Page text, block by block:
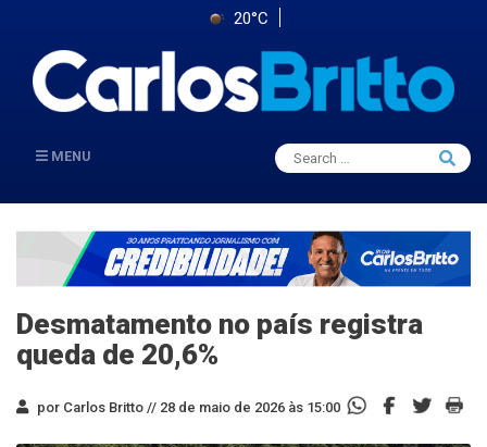
20°C
MENU
Search
for:
Search
Desmatamento no país registra
queda de 20,6%
por Carlos Britto // 28 de maio de 2026 às 15:00